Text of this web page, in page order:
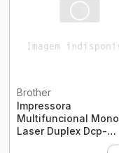
Brother
Impressora
Multifuncional Mono
Laser Duplex Dcp-